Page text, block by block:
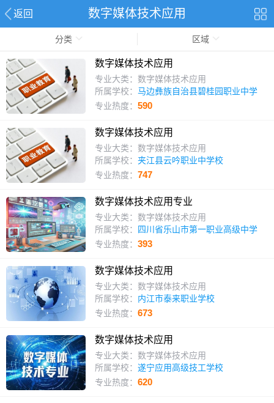
返回 数字媒体技术应用
分类 区域
数字媒体技术应用
专业大类：数字媒体技术应用
所属学校： 马边彝族自治县碧桂园职业中学
专业热度： 590
数字媒体技术应用
专业大类：数字媒体技术应用
所属学校： 夹江县云吟职业中学校
专业热度： 747
数字媒体技术应用专业
专业大类：数字媒体技术应用
所属学校：
四川省乐山市第一职业高级中学
专业热度： 393
数字媒体技术应用
专业大类：数字媒体技术应用
所属学校： 内江市泰来职业学校
专业热度： 673
数字媒体技术应用
专业大类：数字媒体技术应用
所属学校： 遂宁应用高级技工学校
专业热度： 620